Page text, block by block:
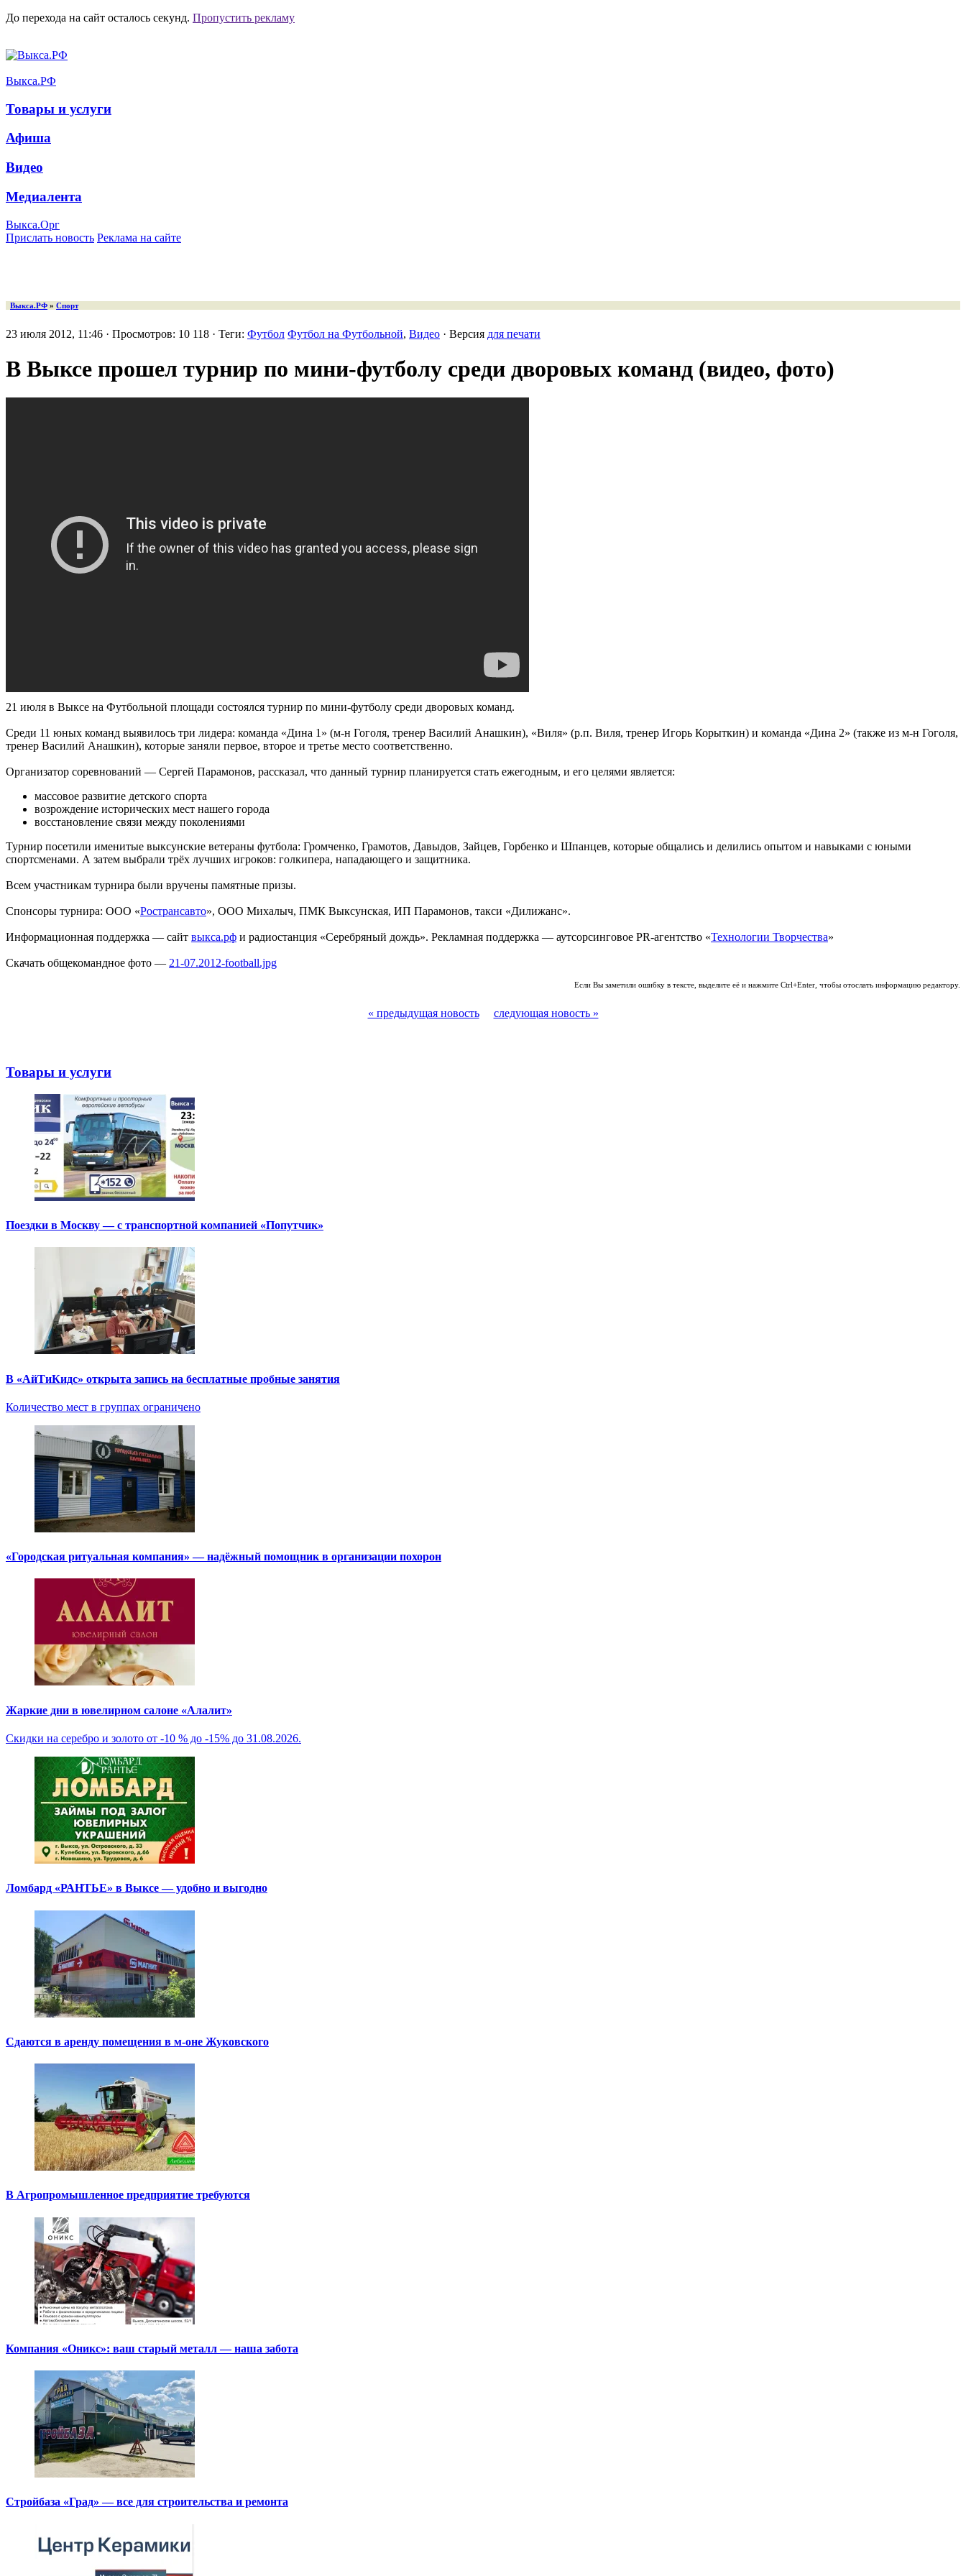
До перехода на сайт осталось секунд. Пропустить рекламу
Выкса.РФ
Товары и услуги
Афиша
Видео
Медиалента
Выкса.Орг
Прислать новость Реклама на сайте
Выкса.РФ » Спорт
23 июля 2012, 11:46 · Просмотров: 10 118 · Теги: Футбол Футбол на Футбольной, Видео · Версия для печати
В Выксе прошел турнир по мини-футболу среди дворовых команд (видео, фото)
21 июля в Выксе на Футбольной площади состоялся турнир по мини-футболу среди дворовых команд.
Среди 11 юных команд выявилось три лидера: команда «Дина 1» (м-н Гоголя, тренер Василий Анашкин), «Виля» (р.п. Виля, тренер Игорь Корыткин) и команда «Дина 2» (также из м-н Гоголя,
тренер Василий Анашкин), которые заняли первое, второе и третье место соответственно.
Организатор соревнований — Сергей Парамонов, рассказал, что данный турнир планируется стать ежегодным, и его целями является:
массовое развитие детского спорта
возрождение исторических мест нашего города
восстановление связи между поколениями
Турнир посетили именитые выксунские ветераны футбола: Громченко, Грамотов, Давыдов, Зайцев, Горбенко и Шпанцев, которые общались и делились опытом и навыками с юными
спортсменами. А затем выбрали трёх лучших игроков: голкипера, нападающего и защитника.
Всем участникам турнира были вручены памятные призы.
Спонсоры турнира: ООО «Ространсавто», ООО Михалыч, ПМК Выксунская, ИП Парамонов, такси «Дилижанс».
Информационная поддержка — сайт выкса.рф и радиостанция «Серебряный дождь». Рекламная поддержка — аутсорсинговое PR-агентство «Технологии Творчества»
Скачать общекомандное фото — 21-07.2012-football.jpg
Если Вы заметили ошибку в тексте, выделите её и нажмите Ctrl+Enter, чтобы отослать информацию редактору.
« предыдущая новость следующая новость »
Товары и услуги
Поездки в Москву — с транспортной компанией «Попутчик»
В «АйТиКидс» открыта запись на бесплатные пробные занятия
Количество мест в группах ограничено
«Городская ритуальная компания» — надёжный помощник в организации похорон
Жаркие дни в ювелирном салоне «Алалит»
Скидки на серебро и золото от -10 % до -15% до 31.08.2026.
Ломбард «РАНТЬЕ» в Выксе — удобно и выгодно
Сдаются в аренду помещения в м-оне Жуковского
В Агропромышленное предприятие требуются
Компания «Оникс»: ваш старый металл — наша забота
Стройбаза «Град» — все для строительства и ремонта